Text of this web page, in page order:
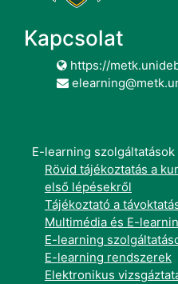
Kapcsolat
https://
E-learning szolgáltatások
Rövid tájékoztatás a
első lépésekről
Tájékoztató a
Multimédia és E-
E-learning
E-learning rendszerek
Elektronikus